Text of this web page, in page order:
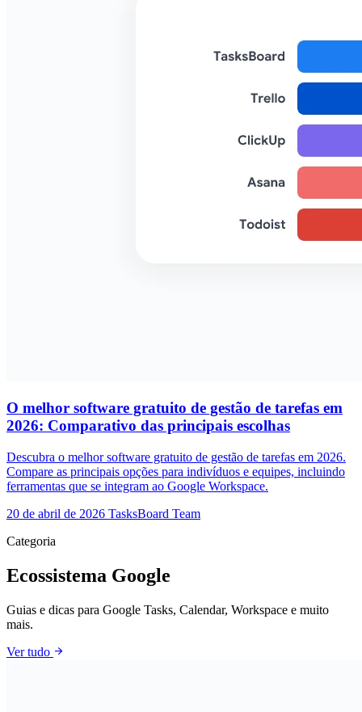
O melhor software gratuito de gestão de tarefas em
2026: Comparativo das principais escolhas
Descubra o melhor software gratuito de gestão de tarefas em 2026.
Compare as principais opções para indivíduos e equipes, incluindo
ferramentas que se integram ao Google Workspace.
20 de abril de 2026 TasksBoard Team
Categoria
Ecossistema Google
Guias e dicas para Google Tasks, Calendar, Workspace e muito
mais.
Ver tudo arrow_forward